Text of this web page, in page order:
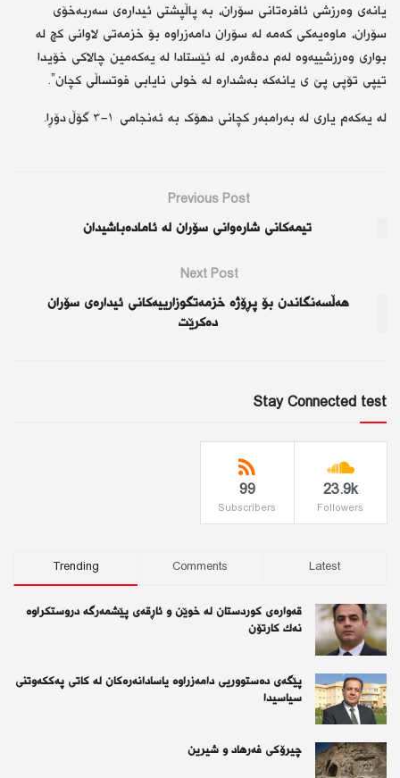
یانەی وەرزشی ئافرەتانی سۆران، بە پاڵپشتی ئیدارەی سەربەخۆی
سۆران، ماوەیەکی کەمە لە سۆران دامەزراوە بۆ خزمەتی لاوانی کچ لە
بواری وەرزشییەوە لەم دەڤەرە، لە ئێستادا لە یەکەمین چالاکی خۆیدا
تیپی تۆپی پێ ی یانەکە بەشدارە لە خولی نایابی فوتساڵی کچان”.
لە یەکەم یاری لە بەرامبەر کچانی دهۆک بە ئەنجامی ١-٣ گۆڵ دۆڕا.
Previous Post
تیمەكانی شارەوانی سۆران لە ئامادەباشیدان
Next Post
هەڵسەنگاندن بۆ پڕۆژە خزمەتگوزارییەكانی ئیدارەی سۆران
دەكرێت
Stay Connected test
23.9k
Followers
99
Subscribers
Trending Comments Latest
قەوارەی كوردستان لە خوێن و ئاڕقەی پێشمەرگە دروستكراوە
نەك كارتۆن
پێگەی دەستووریی دامەزراوە یاسادانەرەكان لە كاتی پەككەوتنی
سیاسیدا
چیرۆكی فەرهاد و شیرین